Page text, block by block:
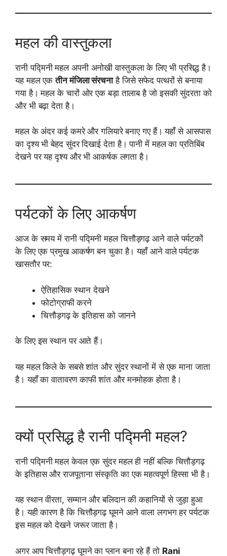
महल की वास्तुकला
रानी पद्मिनी महल अपनी अनोखी वास्तुकला के लिए भी प्रसिद्ध है।
यह महल एकतीन मंजिला संरचनाहै जिसे सफेद पत्थरों से बनाया
गया है। महल के चारों ओर एक बड़ा तालाब है जो इसकी सुंदरता को
और भी बढ़ा देता है।
महल के अंदर कई कमरे और गलियारे बनाए गए हैं। यहाँ से आसपास
का दृश्य भी बेहद सुंदर दिखाई देता है। पानी में महल का प्रतिबिंब
देखने पर यह दृश्य और भी आकर्षक लगता है।
पर्यटकों के लिए आकर्षण
आज के समय में रानी पद्मिनी महल चित्तौड़गढ़ आने वाले पर्यटकों
के लिए एक प्रमुख आकर्षण बन चुका है। यहाँ आने वाले पर्यटक
खासतौर पर:
ऐतिहासिक स्थान देखने
फोटोग्राफी करने
चित्तौड़गढ़ के इतिहास को जानने
के लिए इस स्थान पर आते हैं।
यह महल किले के सबसे शांत और सुंदर स्थानों में से एक माना जाता
है। यहाँ का वातावरण काफी शांत और मनमोहक होता है।
क्यों प्रसिद्ध है रानी पद्मिनी महल?
रानी पद्मिनी महल केवल एक सुंदर महल ही नहीं बल्कि चित्तौड़गढ़
के इतिहास और राजपूताना संस्कृति का एक महत्वपूर्ण हिस्सा भी है।
यह स्थान वीरता, सम्मान और बलिदान की कहानियों से जुड़ा हुआ
है। यही कारण है कि चित्तौड़गढ़ घूमने आने वाला लगभग हर पर्यटक
इस महल को देखने जरूर जाता है।
अगर आप चित्तौड़गढ़ घूमने का प्लान बना रहे हैं तो Rani